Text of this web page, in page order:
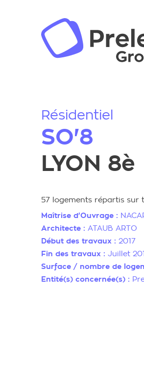
Résidentiel
SO'8
LYON 8è
57 logements répartis sur
Maîtrise d'Ouvrage :
Architecte : ATAUB ARTO
Début des travaux : 2017
Fin des travaux : Juillet
Surface / nombre de
Entité(s) concernée(s) :